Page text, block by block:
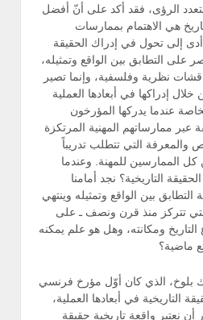
الرؤى، فقد أكد على أنّ أفضل
هي الاهتمام بممارسات
إلى تحول في إدراك الحقيقة
على التطابق بين الواقع وتمثيله،
نظرية وفلسفية، وإنما تصير
خلال إدراكها في أبعادها العملية
عندما يدركها المؤرخون
ممارساتهم المهنية المرتكزة
التي تتطلب تدريباً
كل الممارسين للمهنة. وعندما
التاريخية؟ نجد أمامنا
بين الواقع وتمثيله وينتهي
تتركز منذ قرن ونصف ـ على
ومكانته، وهل هو علم يمكنه
ماضية؟
بلوخ، الذي كان أوّل مؤرخ فرنسي
التاريخية في أبعادها العملية،
نعتبر واقعة تاريخية حقيقة